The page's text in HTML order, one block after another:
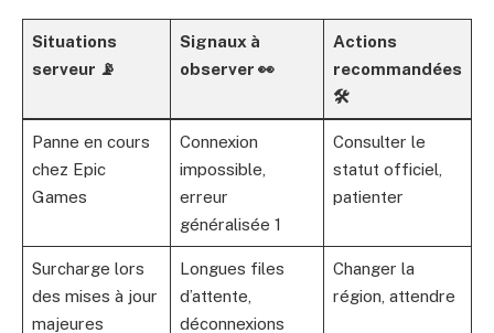
Situations
serveur 📡
Signaux à
observer 👀
Actions
recommandées
🛠️
Panne en cours
chez Epic
Games
Connexion
impossible,
erreur
généralisée 1
Consulter le
statut officiel,
patienter
Surcharge lors
des mises à jour
majeures
Longues files
d’attente,
déconnexions
Changer la
région, attendre